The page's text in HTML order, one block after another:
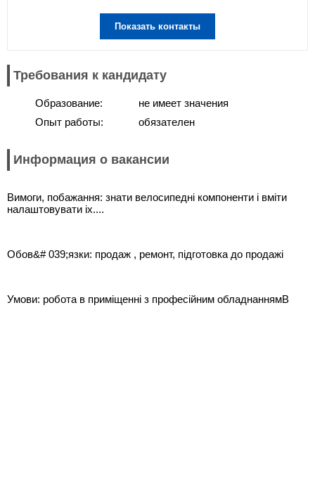
Показать контакты
Требования к кандидату
Образование:
Опыт работы:
не имеет значения
обязателен
Информация о вакансии
Вимоги, побажання: знати велосипедні компоненти і вміти
налаштовувати іх....
Обов&# 039;язки: продаж , ремонт, підготовка до продажі
Умови: робота в приміщенні з професійним обладнаннямВ